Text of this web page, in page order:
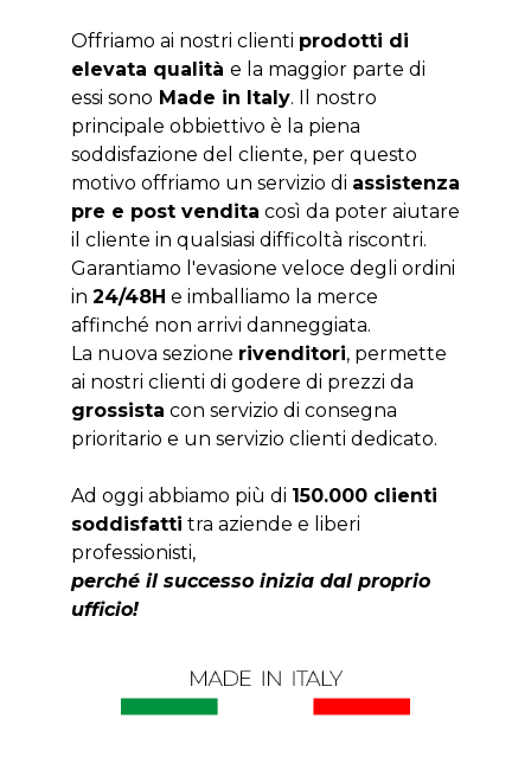
Offriamo ai nostri clienti prodotti di
elevata qualità e la maggior parte di
essi sono Made in Italy. Il nostro
principale obbiettivo è la piena
soddisfazione del cliente, per questo
motivo offriamo un servizio di assistenza
pre e post vendita così da poter aiutare
il cliente in qualsiasi difficoltà riscontri.
Garantiamo l'evasione veloce degli ordini
in 24/48H e imballiamo la merce
affinché non arrivi danneggiata.
La nuova sezione rivenditori, permette
ai nostri clienti di godere di prezzi da
grossista con servizio di consegna
prioritario e un servizio clienti dedicato.
Ad oggi abbiamo più di 150.000 clienti
soddisfatti tra aziende e liberi
professionisti,
perché il successo inizia dal proprio
ufficio!